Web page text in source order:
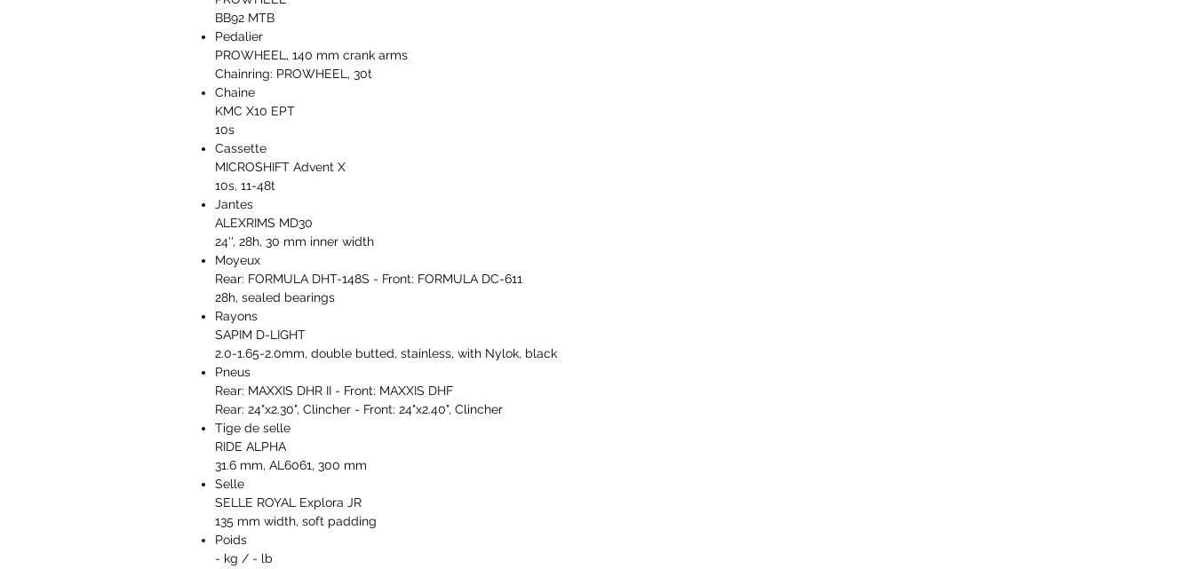
BB92 MTB
Pedalier
PROWHEEL, 140 mm crank arms
Chainring: PROWHEEL, 30t
Chaine
KMC X10 EPT
10s
Cassette
MICROSHIFT Advent X
10s, 11-48t
Jantes
ALEXRIMS MD30
24'', 28h, 30 mm inner width
Moyeux
Rear: FORMULA DHT-148S - Front: FORMULA DC-611
28h, sealed bearings
Rayons
SAPIM D-LIGHT
2.0-1.65-2.0mm, double butted, stainless, with Nylok, black
Pneus
Rear: MAXXIS DHR II - Front: MAXXIS DHF
Rear: 24"x2.30", Clincher - Front: 24"x2.40", Clincher
Tige de selle
RIDE ALPHA
31.6 mm, AL6061, 300 mm
Selle
SELLE ROYAL Explora JR
135 mm width, soft padding
Poids
- kg / - lb